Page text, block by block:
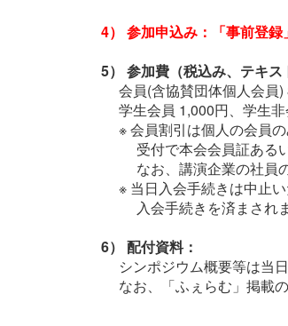
4） 参加申込み：「事前登
5） 参加費（税込み、テキス
会員(含協賛団体個人会員)
学生会員 1,000円、学生
※ 会員割引は個人の会員の
受付で本会会員証ある
なお、講演企業の社員
※ 当日入会手続きは中止
入会手続きを済まされ
6） 配付資料：
シンポジウム概要等は当
なお、「ふぇらむ」掲載